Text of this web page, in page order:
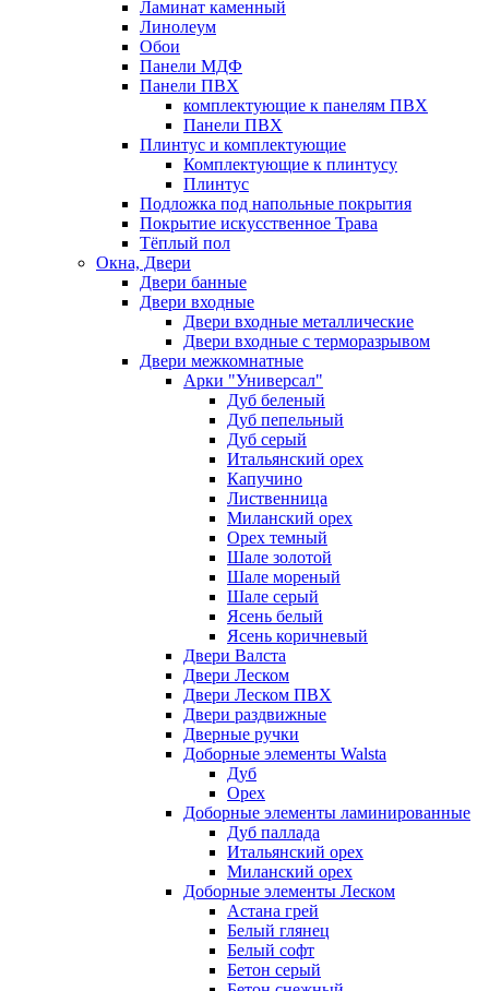
Ламинат каменный
Линолеум
Обои
Панели МДФ
Панели ПВХ
комплектующие к панелям ПВХ
Панели ПВХ
Плинтус и комплектующие
Комплектующие к плинтусу
Плинтус
Подложка под напольные покрытия
Покрытие искусственное Трава
Тёплый пол
Окна, Двери
Двери банные
Двери входные
Двери входные металлические
Двери входные с терморазрывом
Двери межкомнатные
Арки "Универсал"
Дуб беленый
Дуб пепельный
Дуб серый
Итальянский орех
Капучино
Лиственница
Миланский орех
Орех темный
Шале золотой
Шале мореный
Шале серый
Ясень белый
Ясень коричневый
Двери Валста
Двери Леском
Двери Леском ПВХ
Двери раздвижные
Дверные ручки
Доборные элементы Walsta
Дуб
Орех
Доборные элементы ламинированные
Дуб паллада
Итальянский орех
Миланский орех
Доборные элементы Леском
Астана грей
Белый глянец
Белый софт
Бетон серый